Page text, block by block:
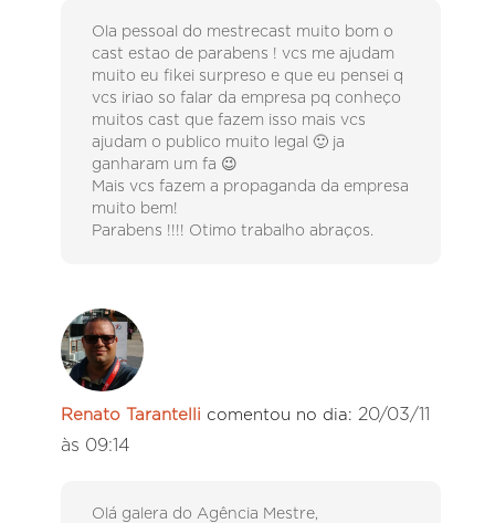
Ola pessoal do mestrecast muito bom o
cast estao de parabens ! vcs me ajudam
muito eu fikei surpreso e que eu pensei q
vcs iriao so falar da empresa pq conheço
muitos cast que fazem isso mais vcs
ajudam o publico muito legal 🙂 ja
ganharam um fa 😉
Mais vcs fazem a propaganda da empresa
muito bem!
Parabens !!!! Otimo trabalho abraços.
Renato Tarantelli comentou no dia: 20/03/11
às 09:14
Olá galera do Agência Mestre,